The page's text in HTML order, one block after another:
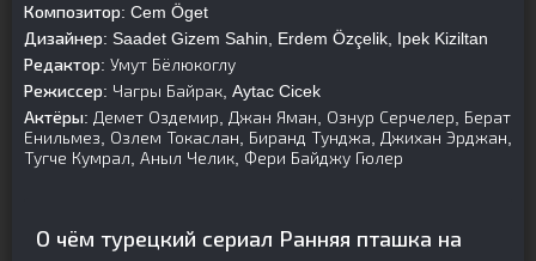
Композитор: Cem Öget
Дизайнер: Saadet Gizem Sahin, Erdem Özçelik, Ipek Kiziltan
Редактор: Умут Бёлюкоглу
Режиссер: Чагры Байрак, Aytac Cicek
Актёры: Демет Оздемир, Джан Яман, Ознур Серчелер, Берат
Енильмез, Озлем Токаслан, Биранд Тунджа, Джихан Эрджан,
Тугче Кумрал, Аныл Челик, Фери Байджу Гюлер
О чём турецкий сериал Ранняя пташка на